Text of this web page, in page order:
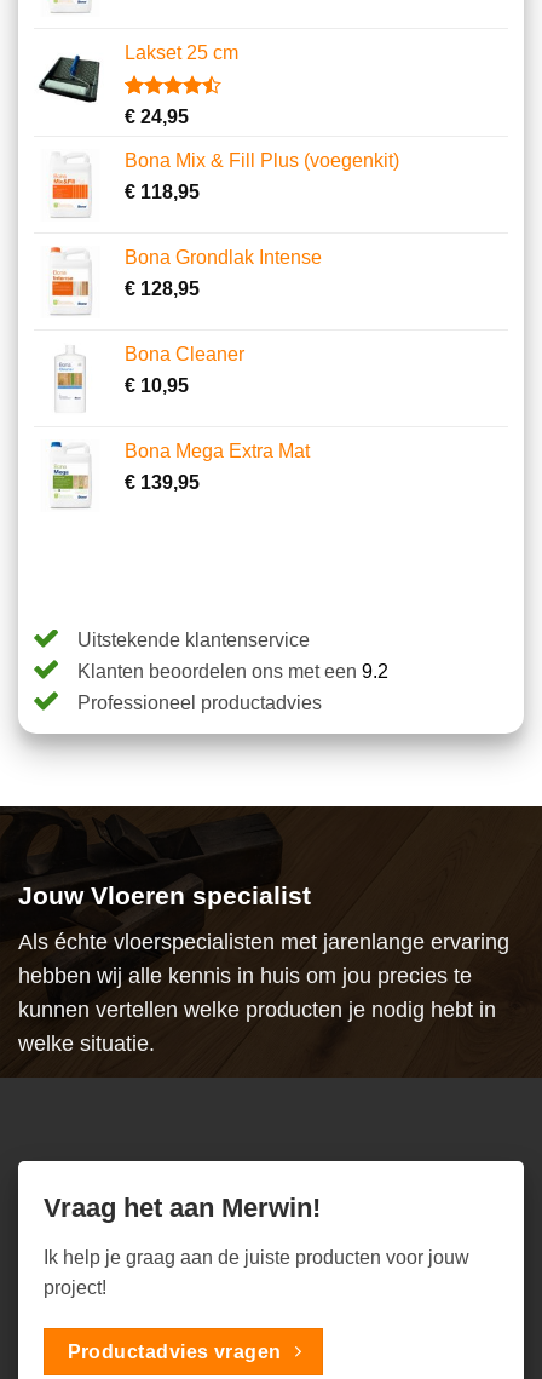
Lakset 25 cm
Gewaardeerd
gebaseerd
op
2
klantbeoordelingen
€24,95
Bona Mix & Fill Plus (voegenkit)
€118,95
Bona Grondlak Intense
€128,95
Bona Cleaner
€10,95
Bona Mega Extra Mat
€139,95
Uitstekende klantenservice
Klanten beoordelen ons met een 9.2
Professioneel productadvies
Jouw Vloeren specialist
Als échte vloerspecialisten met jarenlange ervaring
hebben wij alle kennis in huis om jou precies te
kunnen vertellen welke producten je nodig hebt in
welke situatie.
Vraag het aan Merwin!
Ik help je graag aan de juiste producten voor jouw
project!
Productadvies vragen